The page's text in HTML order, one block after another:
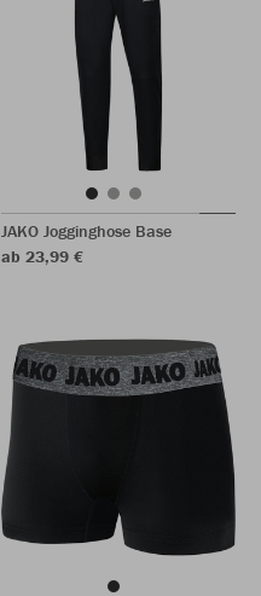
JAKO Jogginghose Base
ab 23,99 €